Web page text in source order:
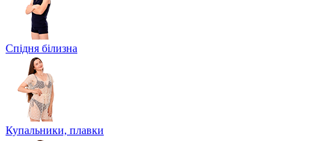
Спідня білизна
Купальники, плавки